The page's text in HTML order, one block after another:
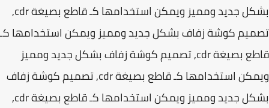
بشكل جديد ومميز ويمكن استخدامها كـ قاطع بصيغة cdr,
كوشة زفاف بشكل جديد ومميز ويمكن استخدامها كـ
قاطع بصيغة cdr, تصميم كوشة زفاف بشكل جديد ومميز
ويمكن استخدامها كـ قاطع بصيغة cdr, تصميم كوشة زفاف
بشكل جديد ومميز ويمكن استخدامها كـ قاطع بصيغة cdr,